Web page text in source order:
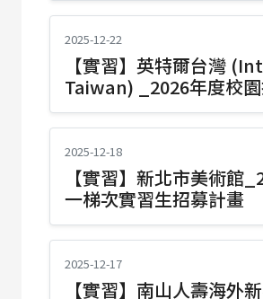
2025-12-22
【實習】英特爾台灣
Taiwan) _2026年度校
2025-12-18
【實習】新北市美術館
一梯次實習生招募計畫
2025-12-17
【實習】南山人壽海外